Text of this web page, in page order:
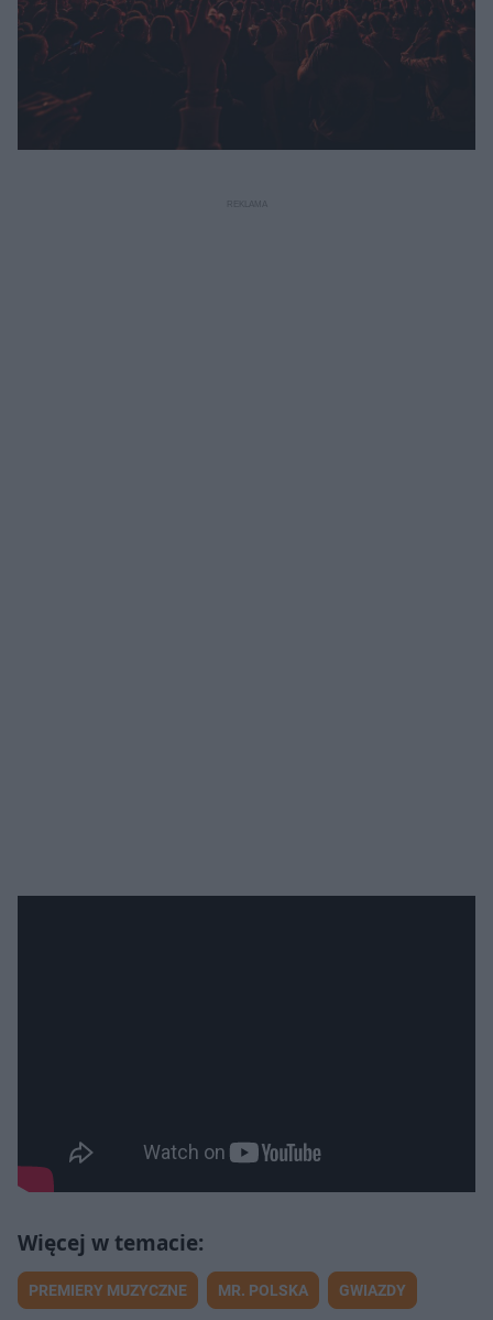
PREMIERY MUZYCZNE MR. POLSKA GWIAZDY